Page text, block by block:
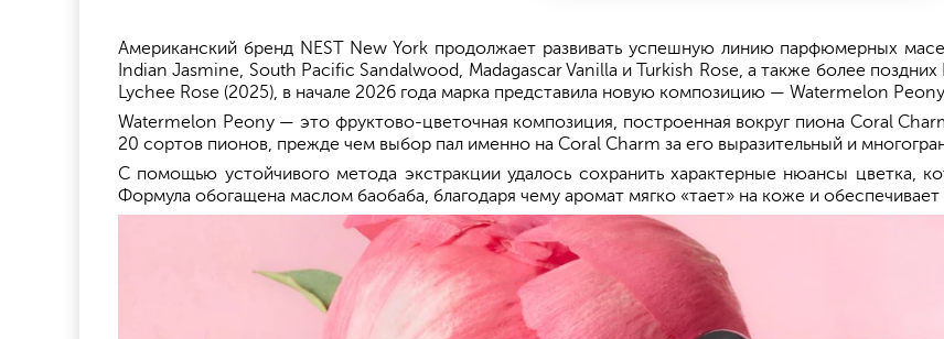
Американский бренд NEST New York продолжает развивать успешную линию парфюмерных
Indian Jasmine, South Pacific Sandalwood, Madagascar Vanilla и Turkish Rose, а также более
Lychee Rose (2025), в начале 2026 года марка представила новую композицию — Watermelon
Watermelon Peony — это фруктово-цветочная композиция, построенная вокруг пиона Coral
20 сортов пионов, прежде чем выбор пал именно на Coral Charm за его выразительный и
С помощью устойчивого метода экстракции удалось сохранить характерные нюансы цветка,
Формула обогащена маслом баобаба, благодаря чему аромат мягко «тает» на коже и обеспечивает